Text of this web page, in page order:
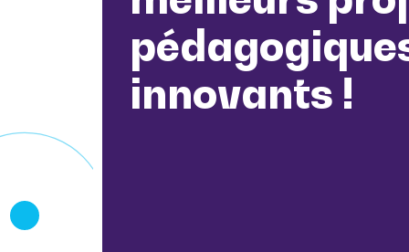
innovants !